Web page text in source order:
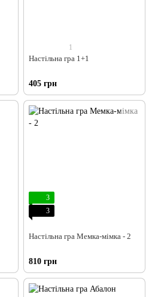
1
Настільна гра 1+1
405 грн
3
3
Настільна гра Мемка-мімка - 2
810 грн